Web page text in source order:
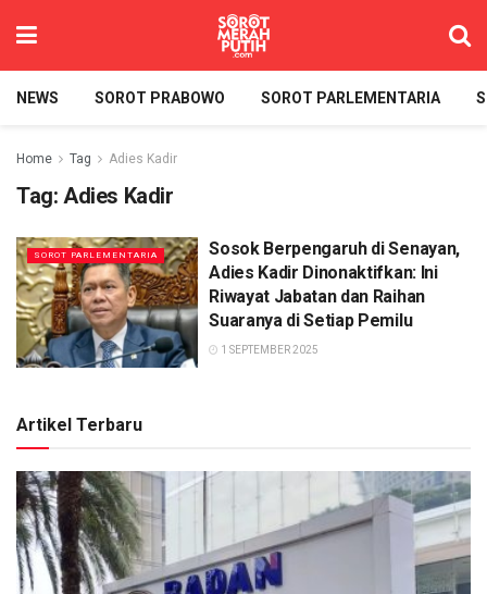
NEWS SOROT PRABOWO SOROT PARLEMENTARIA
Home Tag Adies Kadir
Tag: Adies Kadir
SOROT PARLEMENTARIA
Sosok Berpengaruh di Senayan,
Adies Kadir Dinonaktifkan: Ini
Riwayat Jabatan dan Raihan
Suaranya di Setiap Pemilu
1 SEPTEMBER 2025
Artikel Terbaru